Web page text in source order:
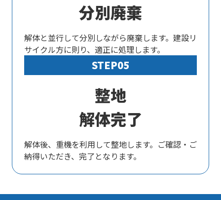
分別廃棄
解体と並行して分別しながら廃棄します。建設リ
サイクル方に則り、適正に処理します。
STEP05
整地
解体完了
解体後、重機を利用して整地します。ご確認・ご
納得いただき、完了となります。